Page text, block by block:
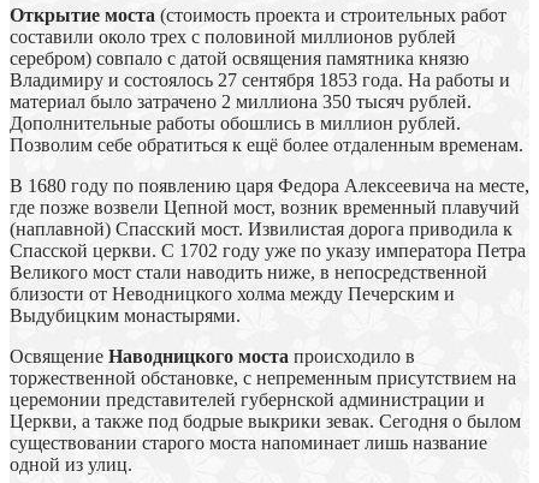
Открытие моста (стоимость проекта и строительных работ
составили около трех с половиной миллионов рублей
серебром) совпало с датой освящения памятника князю
Владимиру и состоялось 27 сентября 1853 года. На работы и
материал было затрачено 2 миллиона 350 тысяч рублей.
Дополнительные работы обошлись в миллион рублей.
Позволим себе обратиться к ещё более отдаленным временам.
В 1680 году по появлению царя Федора Алексеевича на месте,
где позже возвели Цепной мост, возник временный плавучий
(наплавной) Спасский мост. Извилистая дорога приводила к
Спасской церкви. С 1702 году уже по указу императора Петра
Великого мост стали наводить ниже, в непосредственной
близости от Неводницкого холма между Печерским и
Выдубицким монастырями.
Освящение Наводницкого моста происходило в
торжественной обстановке, с непременным присутствием на
церемонии представителей губернской администрации и
Церкви, а также под бодрые выкрики зевак. Сегодня о былом
существовании старого моста напоминает лишь название
одной из улиц.